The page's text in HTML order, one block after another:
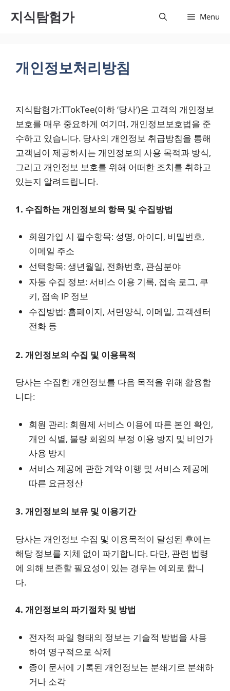
로 건지식탐험가 Menu
개인정보처리방침
지식탐험가:TTokTee(이하 ‘당사’)은 고객의 개인정보
보호를 매우 중요하게 여기며, 개인정보보호법을 준
수하고 있습니다. 당사의 개인정보 취급방침을 통해
고객님이 제공하시는 개인정보의 사용 목적과 방식,
그리고 개인정보 보호를 위해 어떠한 조치를 취하고
있는지 알려드립니다.
1. 수집하는 개인정보의 항목 및 수집방법
회원가입 시 필수항목: 성명, 아이디, 비밀번호,
이메일 주소
선택항목: 생년월일, 전화번호, 관심분야
자동 수집 정보: 서비스 이용 기록, 접속 로그, 쿠
키, 접속 IP 정보
수집방법: 홈페이지, 서면양식, 이메일, 고객센터
전화 등
2. 개인정보의 수집 및 이용목적
당사는 수집한 개인정보를 다음 목적을 위해 활용합
니다:
회원 관리: 회원제 서비스 이용에 따른 본인 확인,
개인 식별, 불량 회원의 부정 이용 방지 및 비인가
사용 방지
서비스 제공에 관한 계약 이행 및 서비스 제공에
따른 요금정산
3. 개인정보의 보유 및 이용기간
당사는 개인정보 수집 및 이용목적이 달성된 후에는
해당 정보를 지체 없이 파기합니다. 다만, 관련 법령
에 의해 보존할 필요성이 있는 경우는 예외로 합니
다.
4. 개인정보의 파기절차 및 방법
전자적 파일 형태의 정보는 기술적 방법을 사용
하여 영구적으로 삭제
종이 문서에 기록된 개인정보는 분쇄기로 분쇄하
거나 소각